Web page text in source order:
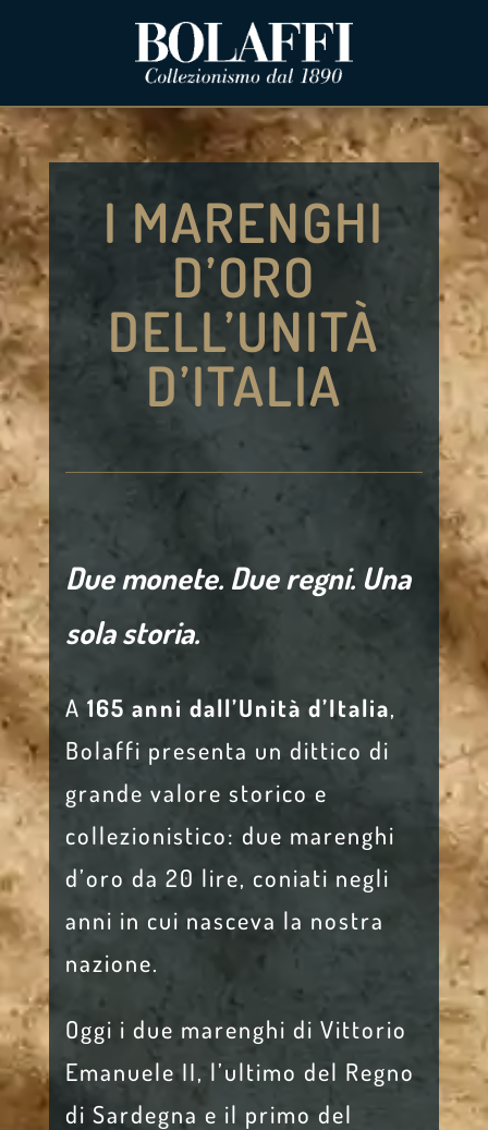
I MARENGHI
D’ORO
DELL’UNITÀ
D’ITALIA
Due monete. Due regni. Una
sola storia.
A 165 anni dall’Unità d’Italia,
Bolaffi presenta un dittico di
grande valore storico e
collezionistico: due marenghi
d’oro da 20 lire, coniati negli
anni in cui nasceva la nostra
nazione.
Oggi i due marenghi di Vittorio
Emanuele II, l’ultimo del Regno
di Sardegna e il primo del